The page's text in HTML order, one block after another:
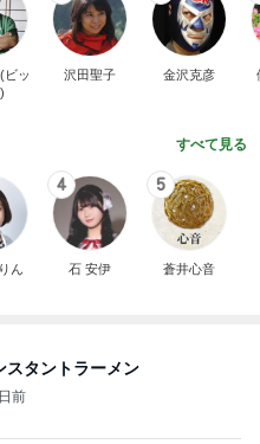
ビッ
沢田聖子 金沢克彦
すべて見る
ん
4
石 安伊
5
蒼井心音
スタントラーメン
前